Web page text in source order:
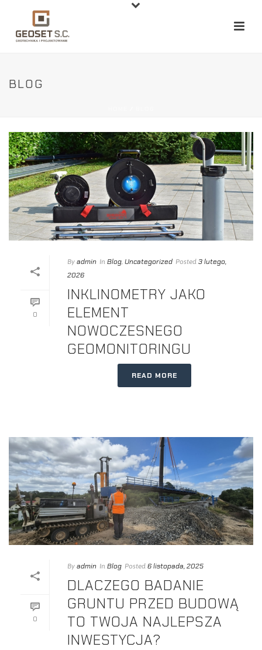
BLOG
0
By admin In Blog, Uncategorized Posted 3 lutego,
2026
INKLINOMETRY JAKO
ELEMENT
NOWOCZESNEGO
GEOMONITORINGU
READ MORE
0
By admin In Blog Posted 6 listopada, 2025
DLACZEGO BADANIE
GRUNTU PRZED BUDOWĄ
TO TWOJA NAJLEPSZA
INWESTYCJA?